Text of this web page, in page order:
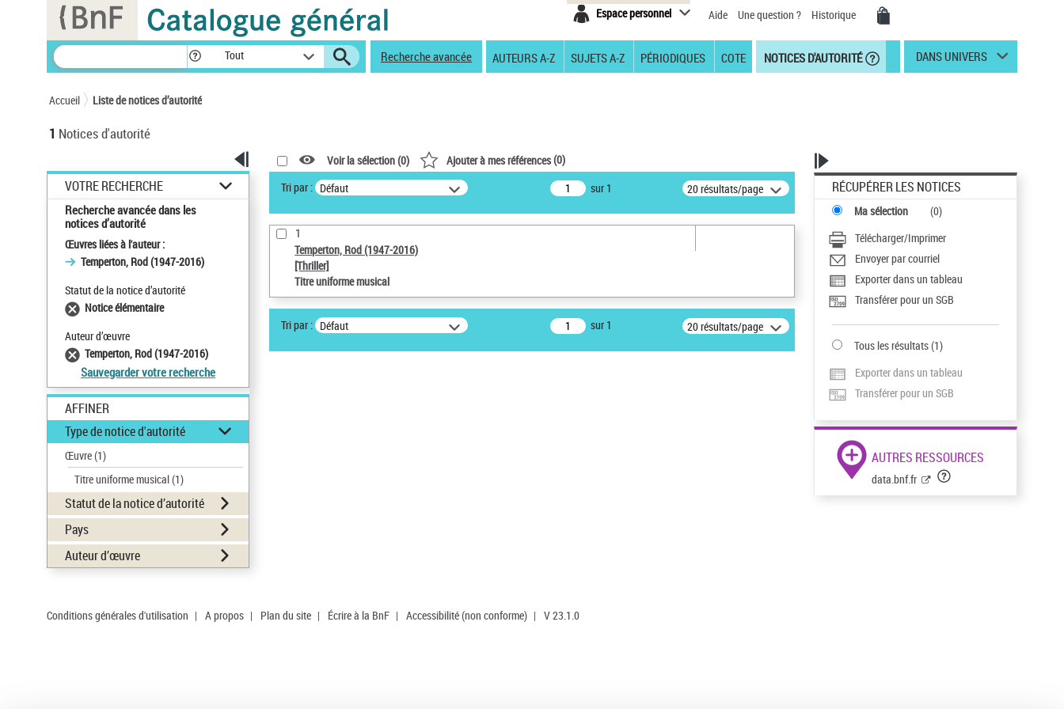
Espace personnel Aide Une question ? Historique
Tout Recherche avancée AUTEURS A-Z SUJETS A-Z PÉRIODIQUES COTE NOTICES D'AUTORITÉ DANS UNIVERS
Accueil Liste de notices d’autorité
1 Notices d'autorité
VOTRE RECHERCHE
Recherche avancée dans les
notices d’autorité
Œuvres liées à l'auteur :
Temperton, Rod (1947-2016)
Statut de la notice d’autorité
Notice élémentaire
Auteur d’œuvre
Temperton, Rod (1947-2016)
Sauvegarder votre recherche
AFFINER
Type de notice d'autorité
Œuvre(1)
Titre uniforme musical(1)
Statut de la notice d’autorité
Pays
Auteur d’œuvre
Voir la sélection (0) Ajouter à mes références(0)
Tri par : Défaut sur 1 20 résultats/page
1
Temperton, Rod (1947-2016)
[Thriller]
Titre uniforme musical
Tri par : Défaut sur 1 20 résultats/page
RÉCUPÉRER LES NOTICES
Ma sélection (0)
Télécharger/Imprimer
Envoyer par courriel
Exporter dans un tableau
Transférer pour un SGB
Tous les résultats(1)
Exporter dans un tableau
Transférer pour un SGB
AUTRES RESSOURCES
data.bnf.fr
Conditions générales d'utilisation | A propos | Plan du site | Écrire à la BnF | Accessibilité (non conforme) | V 23.1.0
Panneau de gestion des cookies